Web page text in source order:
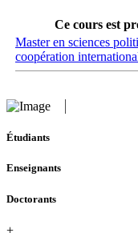
Ce cours est
Master en sciences
coopération
Étudiants
Enseignants
Doctorants
+